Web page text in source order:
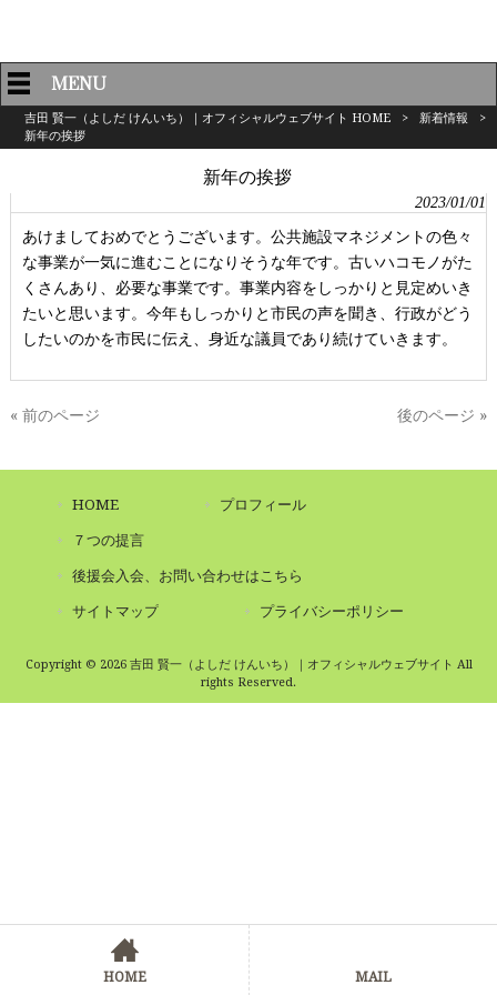
MENU
吉田 賢一（よしだ けんいち）｜オフィシャルウェブサイト HOME > 新着情報
>
新年の挨拶
新年の挨拶
2023/01/01
あけましておめでとうございます。公共施設マネジメントの色々
な事業が一気に進むことになりそうな年です。古いハコモノがた
くさんあり、必要な事業です。事業内容をしっかりと見定めいき
たいと思います。今年もしっかりと市民の声を聞き、行政がどう
したいのかを市民に伝え、身近な議員であり続けていきます。
« 前のページ 後のページ »
HOME プロフィール
７つの提言
後援会入会、お問い合わせはこちら
サイトマップ プライバシーポリシー
Copyright © 2026 吉田 賢一（よしだ けんいち）｜オフィシャルウェブサイト All
rights Reserved.
HOME MAIL